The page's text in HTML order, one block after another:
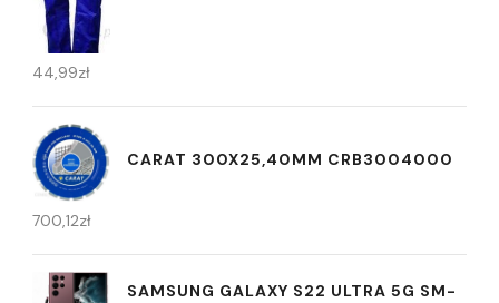
44,99zł
CARAT 300X25,40MM CRB3004000
700,12zł
SAMSUNG GALAXY S22 ULTRA 5G SM-